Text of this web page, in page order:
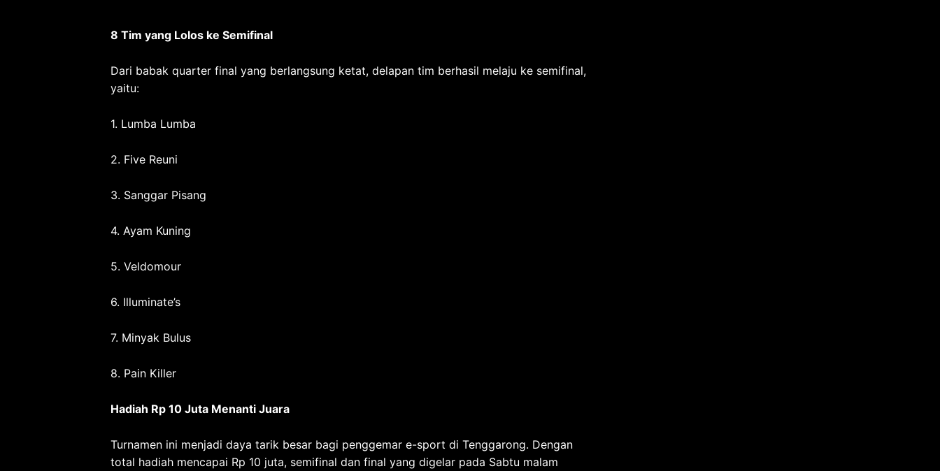
8 Tim yang Lolos ke Semifinal
Dari babak quarter final yang berlangsung ketat, delapan tim berhasil melaju ke semifinal,
yaitu:
1. Lumba Lumba
2. Five Reuni
3. Sanggar Pisang
4. Ayam Kuning
5. Veldomour
6. Illuminate’s
7. Minyak Bulus
8. Pain Killer
Hadiah Rp 10 Juta Menanti Juara
Turnamen ini menjadi daya tarik besar bagi penggemar e-sport di Tenggarong. Dengan
total hadiah mencapai Rp 10 juta, semifinal dan final yang digelar pada Sabtu malam